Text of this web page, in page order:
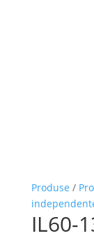
Produse /
IL60-